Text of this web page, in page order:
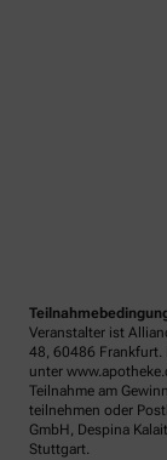
Veranstalter ist
48, 60486 Frankfurt.
unter
Teilnahme am
teilnehmen oder
GmbH, Despina
Stuttgart.